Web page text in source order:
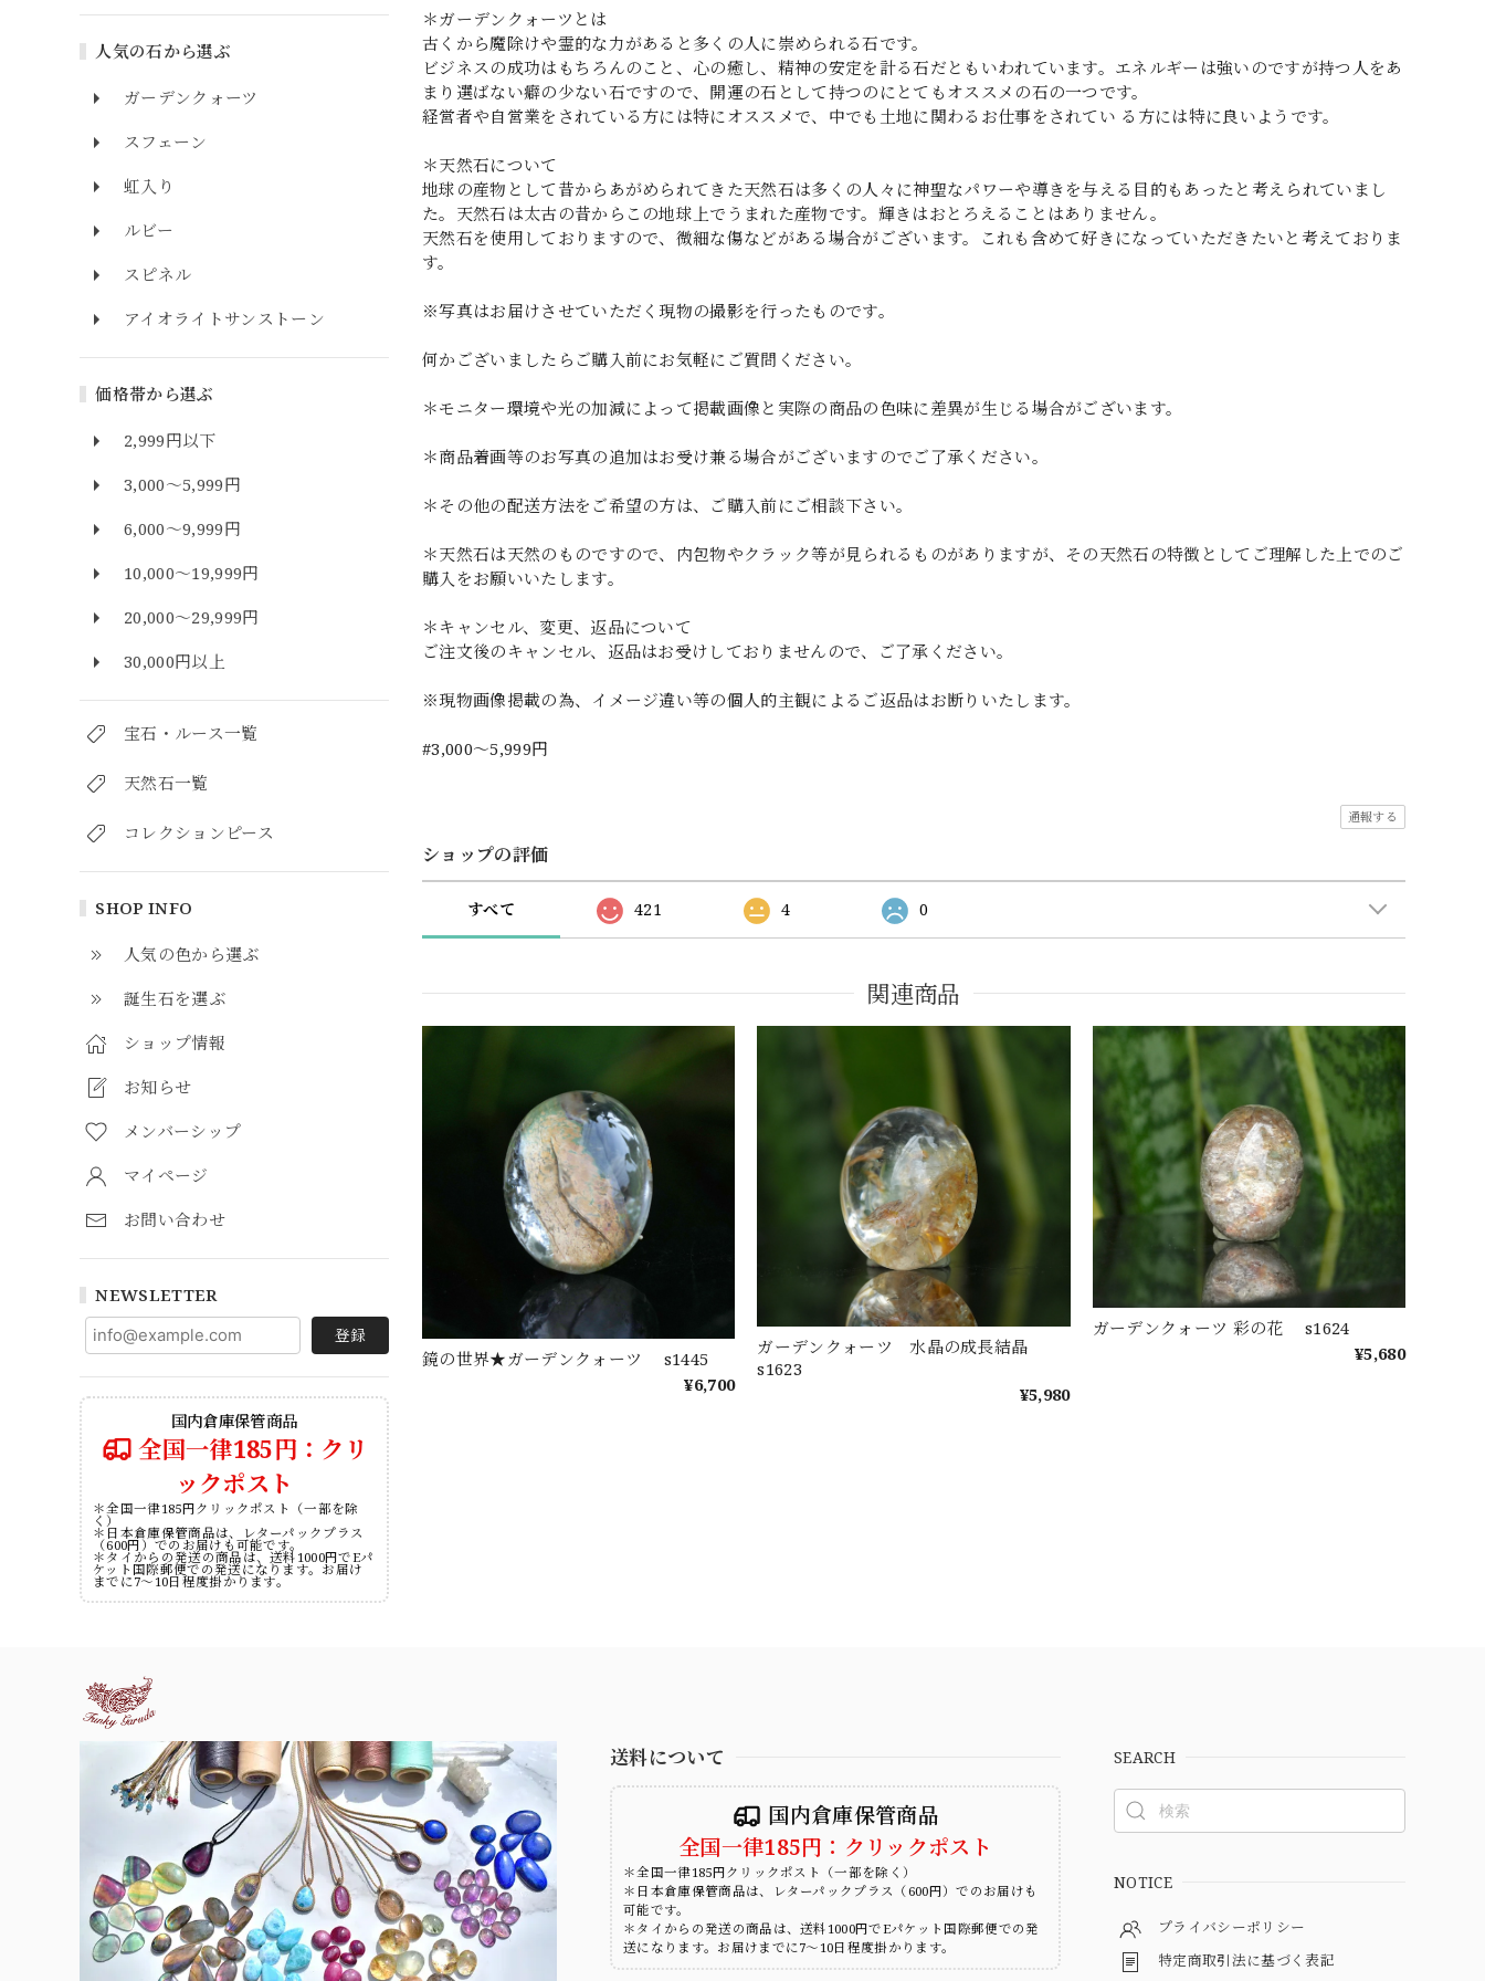
人気の石から選ぶ
ガーデンクォーツ
スフェーン
虹入り
ルビー
スピネル
アイオライトサンストーン
価格帯から選ぶ
2,999円以下
3,000～5,999円
6,000～9,999円
10,000～19,999円
20,000～29,999円
30,000円以上
宝石・ルース一覧
天然石一覧
コレクションピース
SHOP INFO
人気の色から選ぶ
誕生石を選ぶ
ショップ情報
お知らせ
メンバーシップ
マイページ
お問い合わせ
NEWSLETTER
登録
国内倉庫保管商品
全国一律185円：クリ
ックポスト
＊全国一律185円クリックポスト（一部を除
く）
＊日本倉庫保管商品は、レターパックプラス
（600円）でのお届けも可能です。
＊タイからの発送の商品は、送料1000円でEパ
ケット国際郵便での発送になります。お届け
までに7～10日程度掛かります。
＊ガーデンクォーツとは
古くから魔除けや霊的な力があると多くの人に崇められる石です。
ビジネスの成功はもちろんのこと、心の癒し、精神の安定を計る石だともいわれています。エネルギーは強いのですが持つ人をあ
まり選ばない癖の少ない石ですので、開運の石として持つのにとてもオススメの石の一つです。
経営者や自営業をされている方には特にオススメで、中でも土地に関わるお仕事をされてい る方には特に良いようです。
＊天然石について
地球の産物として昔からあがめられてきた天然石は多くの人々に神聖なパワーや導きを与える目的もあったと考えられていまし
た。天然石は太古の昔からこの地球上でうまれた産物です。輝きはおとろえることはありません。
天然石を使用しておりますので、微細な傷などがある場合がございます。これも含めて好きになっていただきたいと考えておりま
す。
※写真はお届けさせていただく現物の撮影を行ったものです。
何かございましたらご購入前にお気軽にご質問ください。
＊モニター環境や光の加減によって掲載画像と実際の商品の色味に差異が生じる場合がございます。
＊商品着画等のお写真の追加はお受け兼る場合がございますのでご了承ください。
＊その他の配送方法をご希望の方は、ご購入前にご相談下さい。
＊天然石は天然のものですので、内包物やクラック等が見られるものがありますが、その天然石の特徴としてご理解した上でのご
購入をお願いいたします。
＊キャンセル、変更、返品について
ご注文後のキャンセル、返品はお受けしておりませんので、ご了承ください。
※現物画像掲載の為、イメージ違い等の個人的主観によるご返品はお断りいたします。
#3,000～5,999円
通報する
ショップの評価
すべて 421 4 0
関連商品
鏡の世界★ガーデンクォーツ s1445
¥6,700
ガーデンクォーツ 水晶の成長結晶
s1623
¥5,980
ガーデンクォーツ 彩の花 s1624
¥5,680
送料について
国内倉庫保管商品
全国一律185円：クリックポスト
＊全国一律185円クリックポスト（一部を除く）
＊日本倉庫保管商品は、レターパックプラス（600円）でのお届けも
可能です。
＊タイからの発送の商品は、送料1000円でEパケット国際郵便での発
送になります。お届けまでに7～10日程度掛かります。
SEARCH
NOTICE
プライバシーポリシー
特定商取引法に基づく表記